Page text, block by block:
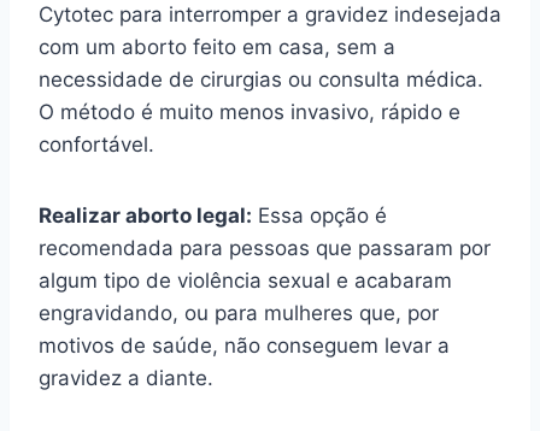
Cytotec para interromper a gravidez indesejada
com um aborto feito em casa, sem a
necessidade de cirurgias ou consulta médica.
O método é muito menos invasivo, rápido e
confortável.
Realizar aborto legal: Essa opção é
recomendada para pessoas que passaram por
algum tipo de violência sexual e acabaram
engravidando, ou para mulheres que, por
motivos de saúde, não conseguem levar a
gravidez a diante.